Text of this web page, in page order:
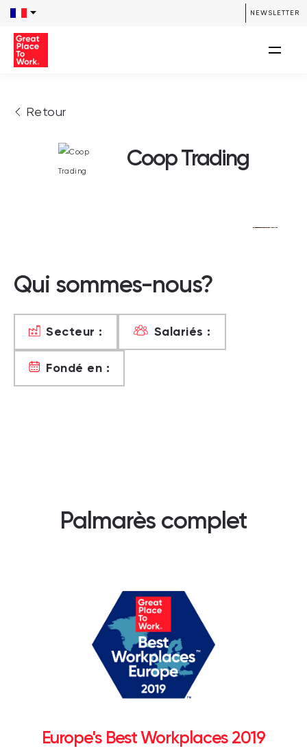
NEWSLETTER
Retour
Coop Trading
Qui sommes-nous?
Secteur : Salariés :
Fondé en :
Palmarès complet
Europe's Best Workplaces 2019